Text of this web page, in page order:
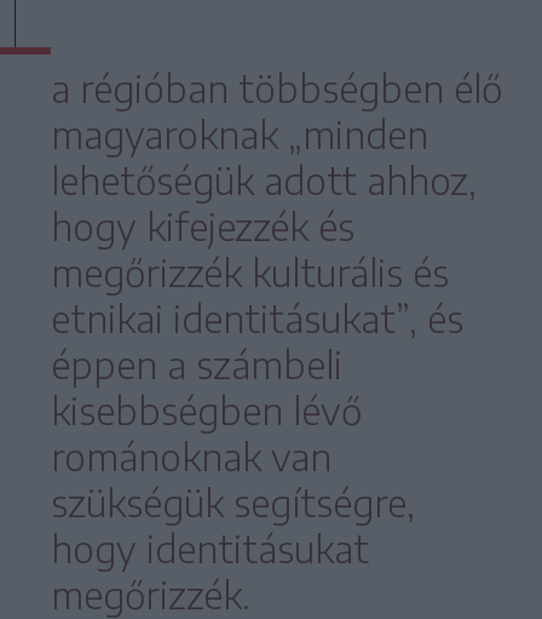
a régióban többségben élő
magyaroknak „minden
lehetőségük adott ahhoz,
hogy kifejezzék és
megőrizzék kulturális és
etnikai identitásukat”, és
éppen a számbeli
kisebbségben lévő
románoknak van
szükségük segítségre,
hogy identitásukat
megőrizzék.